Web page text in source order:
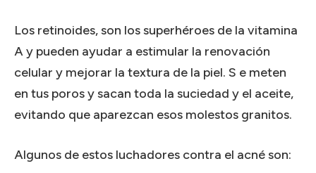
Los retinoides, son los superhéroes de la vitamina
A y pueden ayudar a estimular la renovación
celular y mejorar la textura de la piel. S e meten
en tus poros y sacan toda la suciedad y el aceite,
evitando que aparezcan esos molestos granitos.
Algunos de estos luchadores contra el acné son: